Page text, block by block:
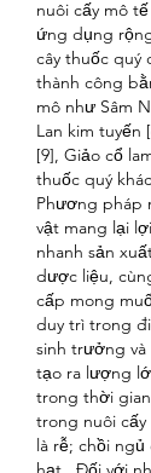
nuôi cấy mô
ứng dụng
cây thuốc quý
thành công
mô như Sâm
Lan kim tuyến
[9], Giảo cổ
thuốc quý
Phương pháp
vật mang lại
nhanh sản
dược liệu,
cấp mong
duy trì trong
sinh trưởng
tạo ra lượng
trong thời
trong nuôi
là rễ; chồi ngủ